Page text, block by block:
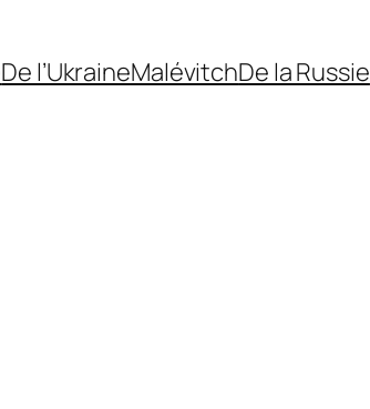
De l’UkraineMalévitchDe la Russie